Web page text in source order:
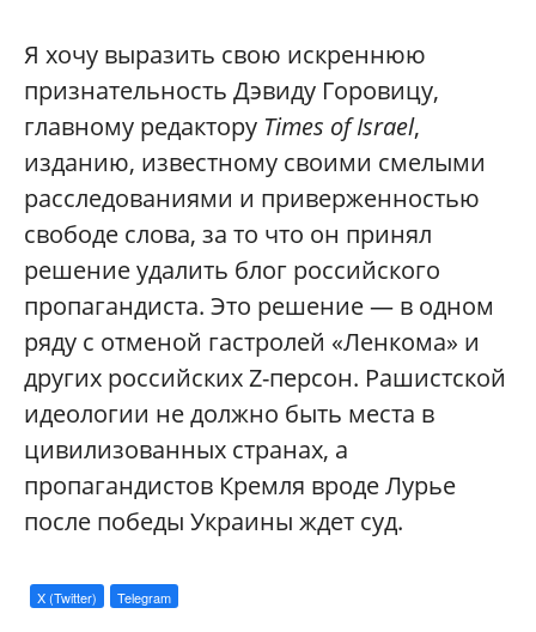
Я хочу выразить свою искреннюю
признательность Дэвиду Горовицу,
главному редактору Times of Israel,
изданию, известному своими смелыми
расследованиями и приверженностью
свободе слова, за то что он принял
решение удалить блог российского
пропагандиста. Это решение — в одном
ряду с отменой гастролей «Ленкома» и
других российских Z-персон. Рашистской
идеологии не должно быть места в
цивилизованных странах, а
пропагандистов Кремля вроде Лурье
после победы Украины ждет суд.
X (Twitter) Telegram